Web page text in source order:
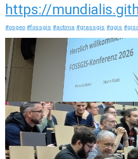
https://
#osgeo #fossgis #actinia #grassgis #qgis #